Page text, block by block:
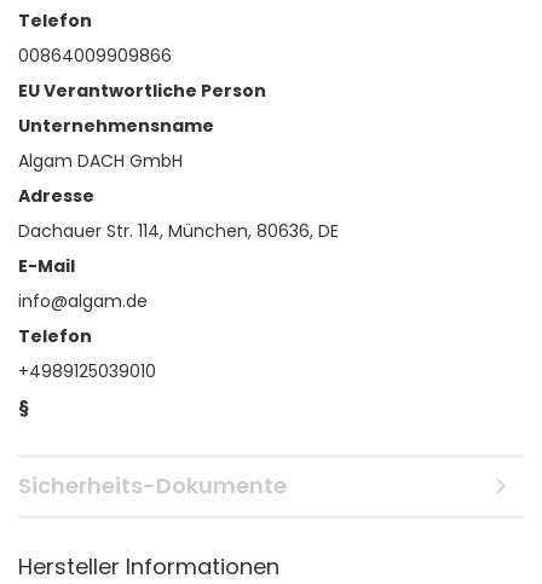
Telefon
00864009909866
EU Verantwortliche Person
Unternehmensname
Algam DACH GmbH
Adresse
Dachauer Str. 114, München, 80636, DE
E-Mail
info@algam.de
Telefon
+4989125039010
§
Sicherheits-Dokumente
Hersteller Informationen